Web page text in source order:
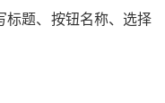
标题、按钮名称、选择